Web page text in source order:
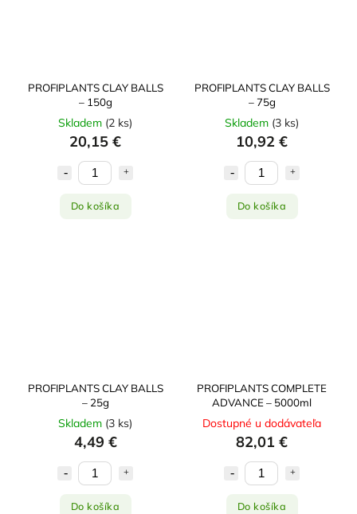
PROFIPLANTS CLAY BALLS
– 150g
Skladem (2 ks)
20,15 €
Do košíka
PROFIPLANTS CLAY BALLS
– 75g
Skladem (3 ks)
10,92 €
Do košíka
PROFIPLANTS CLAY BALLS
– 25g
Skladem (3 ks)
4,49 €
Do košíka
PROFIPLANTS COMPLETE
ADVANCE – 5000ml
Dostupné u dodávateľa
82,01 €
Do košíka